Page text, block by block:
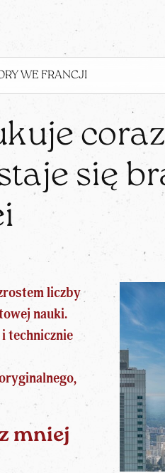
WE FRANCJI
się
liczby
nauki.
technicznie
mniej